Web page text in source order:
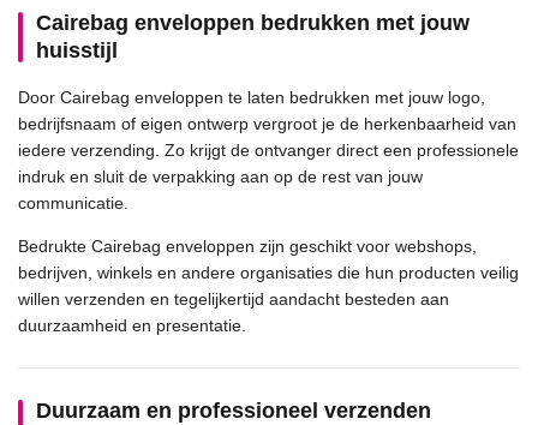
Cairebag enveloppen bedrukken met jouw
huisstijl
Door Cairebag enveloppen te laten bedrukken met jouw logo,
bedrijfsnaam of eigen ontwerp vergroot je de herkenbaarheid van
iedere verzending. Zo krijgt de ontvanger direct een professionele
indruk en sluit de verpakking aan op de rest van jouw
communicatie.
Bedrukte Cairebag enveloppen zijn geschikt voor webshops,
bedrijven, winkels en andere organisaties die hun producten veilig
willen verzenden en tegelijkertijd aandacht besteden aan
duurzaamheid en presentatie.
Duurzaam en professioneel verzenden